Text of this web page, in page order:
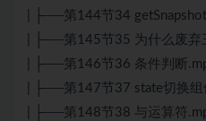
| ├──第144节34
| ├──第145节35 为什么废弃
| ├──第146节36 条件判断
| ├──第147节37 state切换
| ├──第148节38 与运算符